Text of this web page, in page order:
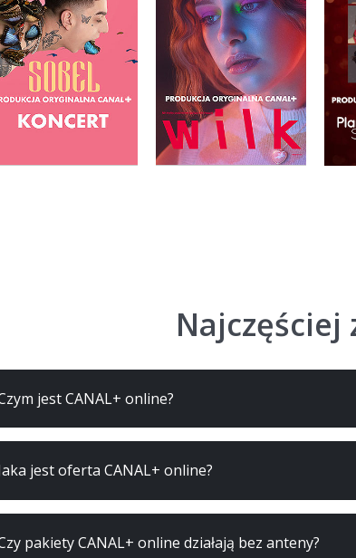
jest CANAL+ online?
jest oferta CANAL+ online?
pakiety CANAL+ online działają bez anteny?